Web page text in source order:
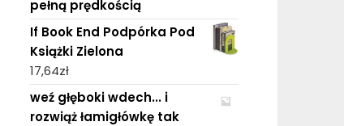
pełną prędkością
If Book End Podpórka Pod
Książki Zielona
17,64zł
weź głęboki wdech... i
rozwiąż łamigłówkę tak